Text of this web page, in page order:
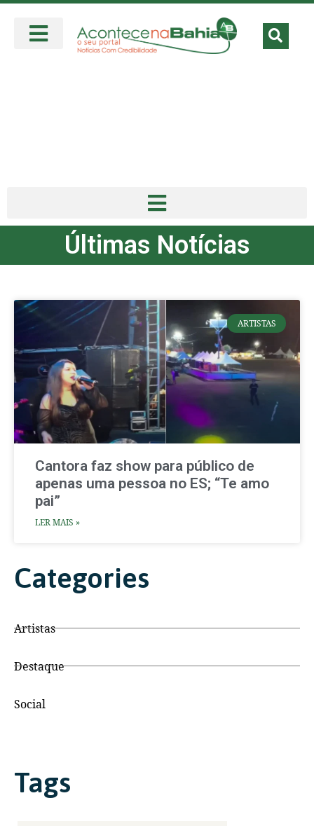
Últimas Notícias
ARTISTAS
Cantora faz show para público de
apenas uma pessoa no ES; “Te amo
pai”
LER MAIS »
Categories
Artistas
Destaque
Social
Tags